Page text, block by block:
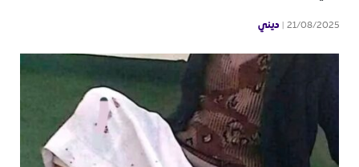
21/08/2025 ديني